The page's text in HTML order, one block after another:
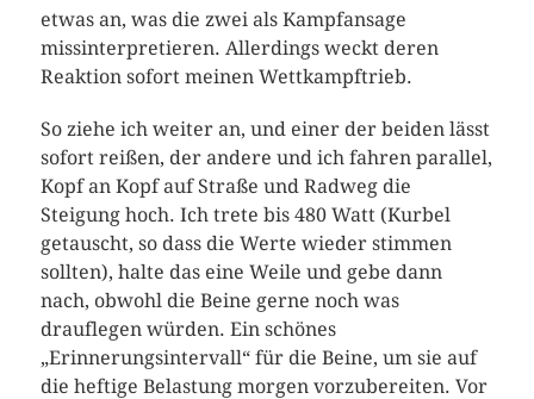
etwas an, was die zwei als Kampfansage
missinterpretieren. Allerdings weckt deren
Reaktion sofort meinen Wettkampftrieb.
So ziehe ich weiter an, und einer der beiden lässt
sofort reißen, der andere und ich fahren parallel,
Kopf an Kopf auf Straße und Radweg die
Steigung hoch. Ich trete bis 480 Watt (Kurbel
getauscht, so dass die Werte wieder stimmen
sollten), halte das eine Weile und gebe dann
nach, obwohl die Beine gerne noch was
drauflegen würden. Ein schönes
„Erinnerungsintervall“ für die Beine, um sie auf
die heftige Belastung morgen vorzubereiten. Vor